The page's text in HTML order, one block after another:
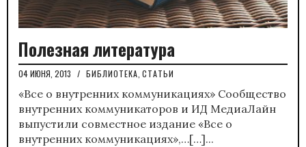
Полезная литература
04 ИЮНЯ, 2013 / БИБЛИОТЕКА СТАТЬИ
«Все о внутренних коммуникациях» Сообщество
внутренних коммуникаторов и ИД МедиаЛайн
выпустили совместное издание «Все о
внутренних коммуникациях»,…[…]...